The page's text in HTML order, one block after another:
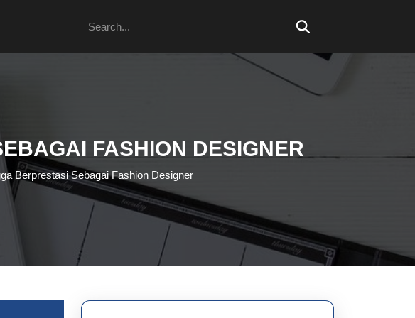
for:
FASHION DESIGNER
Berprestasi Sebagai Fashion Designer